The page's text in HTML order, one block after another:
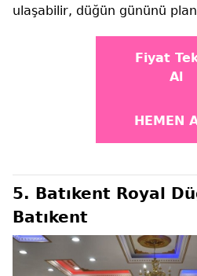
ulaşabilir, düğün gününü
Fiyat
Al
HEMEN
5. Batıkent Royal
Batıkent